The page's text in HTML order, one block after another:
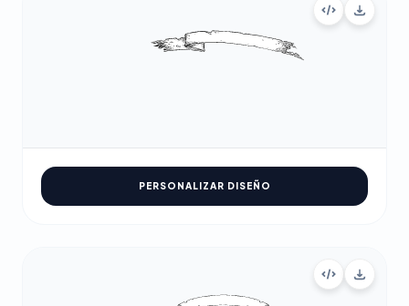
PERSONALIZAR DISEÑO